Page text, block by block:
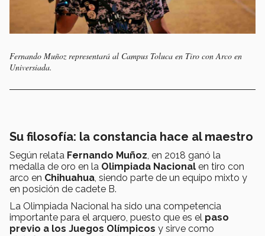
Fernando Muñoz representará al Campus Toluca en Tiro con Arco en
Universiada.
Su filosofía: la constancia hace al maestro
Según relata Fernando Muñoz, en 2018 ganó la
medalla de oro en la Olimpiada Nacional en tiro con
arco en Chihuahua, siendo parte de un equipo mixto y
en posición de cadete B.
La Olimpiada Nacional ha sido una competencia
importante para el arquero, puesto que es el paso
previo a los Juegos Olímpicos y sirve como